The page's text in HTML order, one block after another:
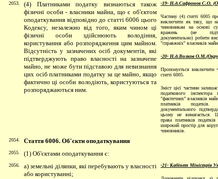
2053.
(4) Платниками податку визнаються також
фізичні особи - власники майна, що є об'єктом
оподаткування відповідно до статті 6006 цього
Кодексу, незалежно від того, яким чином ці
фізичні особи здійснюють володіння,
користування або розпорядження цим майном.
Відсутність у зазначених осіб документів, які
підтверджують право власності на зазначене
майно, не може бути підставою для невизнання
цих осіб платниками податку за це майно, якщо
фактично ці особи володіють, користуються та
розпоряджаються ним.
-19- Н.д.Сафронов С.О.
Частину (4) статтi 6005
виключити як таку, що
чиновникам на основi
вражень (не
документально) робити
"справжнiх" власникiв
-20- Н.д.Волков
Пропонується виключити
статті 6005.
Зміст цієї частини
податкового інспектора
"фактичних" власників
платників податків.
документального
цьому не вимагається.
права платників
широкий простір для
чиновників.
2054.
Стаття 6006. Об'єкти оподаткування
2055. (1) Об'єктами оподаткування є:
2056.
а) земельні ділянки, які перебувають у власності
або користуванні;
-21- Кабінет Міністрів